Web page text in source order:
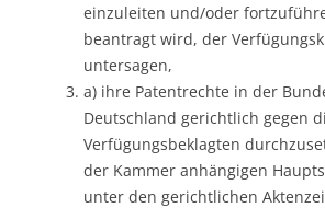
einzuleiten und/oder
beantragt wird, der
untersagen,
a) ihre Patentrechte in der
Deutschland gerichtlich gegen
Verfügungsbeklagten
der Kammer anhängigen
unter den gerichtlichen